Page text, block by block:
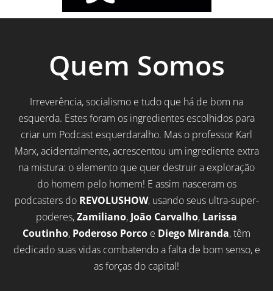
Quem Somos
Irreverência, socialismo e tudo que há de bom na
esquerda. Estes foram os ingredientes escolhidos para
criar um Podcast esquerdaralho. Mas o professor Karl
Marx, acidentalmente, acrescentou um ingrediente extra
na mistura: o elemento que quer destruir a exploração
do homem pelo homem! E assim nasceram os
podcasters do REVOLUSHOW, usando seus ultra-super-
poderes,Zamiliano, João Carvalho, Larissa
Coutinho, Poderoso Porco e Diego Miranda, têm
dedicado suas vidas combatendo a falta de bom senso, e
as forças do capital!